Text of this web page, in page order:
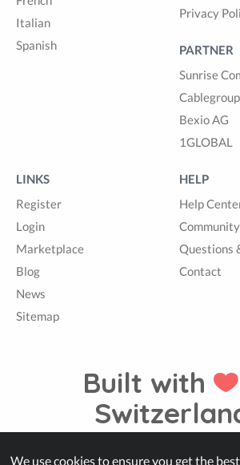
Italian
Spanish
Privacy
PARTNER
Sunrise
Bexio AG
1GLOBAL
LINKS
Register
Login
Marketplace
Blog
News
Sitemap
HELP
Help
Community
Questions
Contact
Built with
© Zappter
We use cookies to ensure you get the